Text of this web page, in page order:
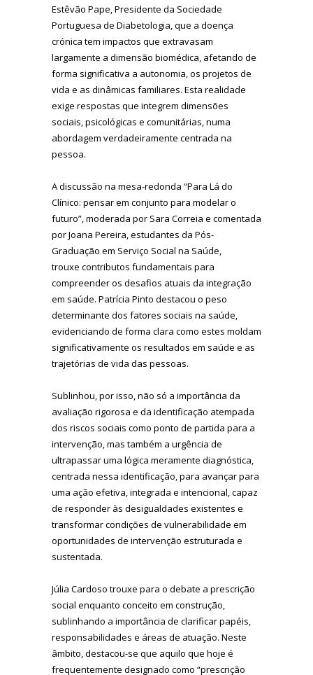
Estêvão Pape, Presidente da Sociedade
Portuguesa de Diabetologia, que a doença
crónica tem impactos que extravasam
largamente a dimensão biomédica, afetando de
forma significativa a autonomia, os projetos de
vida e as dinâmicas familiares. Esta realidade
exige respostas que integrem dimensões
sociais, psicológicas e comunitárias, numa
abordagem verdadeiramente centrada na
pessoa.
A discussão na mesa-redonda “Para Lá do
Clínico: pensar em conjunto para modelar o
futuro”, moderada por Sara Correia e comentada
por Joana Pereira, estudantes da Pós-
Graduação em Serviço Social na Saúde,
trouxe contributos fundamentais para
compreender os desafios atuais da integração
em saúde. Patrícia Pinto destacou o peso
determinante dos fatores sociais na saúde,
evidenciando de forma clara como estes moldam
significativamente os resultados em saúde e as
trajetórias de vida das pessoas.
Sublinhou, por isso, não só a importância da
avaliação rigorosa e da identificação atempada
dos riscos sociais como ponto de partida para a
intervenção, mas também a urgência de
ultrapassar uma lógica meramente diagnóstica,
centrada nessa identificação, para avançar para
uma ação efetiva, integrada e intencional, capaz
de responder às desigualdades existentes e
transformar condições de vulnerabilidade em
oportunidades de intervenção estruturada e
sustentada.
Júlia Cardoso trouxe para o debate a prescrição
social enquanto conceito em construção,
sublinhando a importância de clarificar papéis,
responsabilidades e áreas de atuação. Neste
âmbito, destacou-se que aquilo que hoje é
frequentemente designado como “prescrição